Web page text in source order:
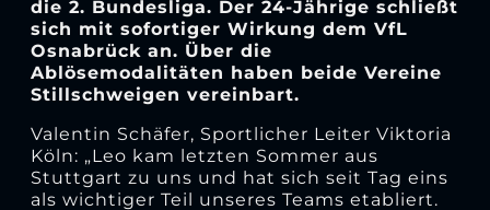
die 2. Bundesliga. Der 24-Jährige schließt
sich mit sofortiger Wirkung dem VfL
Osnabrück an. Über die
Ablösemodalitäten haben beide Vereine
Stillschweigen vereinbart.
Valentin Schäfer, Sportlicher Leiter Viktoria
Köln: „Leo kam letzten Sommer aus
Stuttgart zu uns und hat sich seit Tag eins
als wichtiger Teil unseres Teams etabliert.